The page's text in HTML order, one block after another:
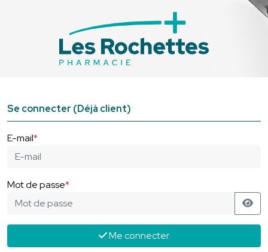
ma santé,
Se connecter (Déjà client)
E-mail*
Mot de passe*
Me connecter